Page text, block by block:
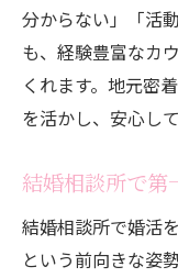
分からない」「活
も、経験豊富なカ
くれます。地元密
を活かし、安心し
結婚相談所で第
結婚相談所で婚活
という前向きな姿